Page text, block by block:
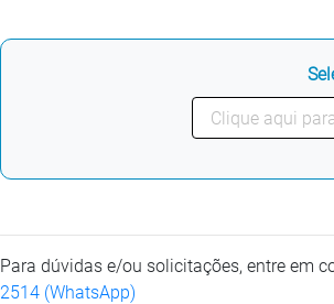
Para dúvidas e/ou solicitações, entre em
2514 (WhatsApp)